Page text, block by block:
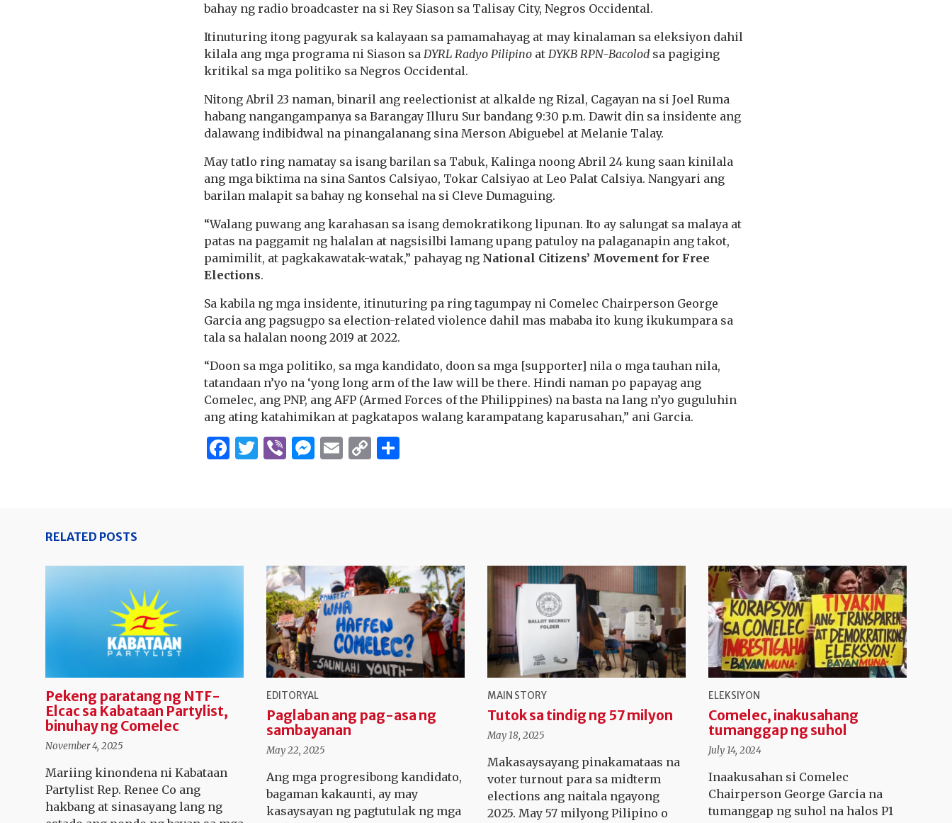
bahay ng radio broadcaster na si Rey Siason sa Talisay City, Negros Occidental.
Itinuturing itong pagyurak sa kalayaan sa pamamahayag at may kinalaman sa eleksiyon dahil
kilala ang mga programa ni Siason sa DYRL Radyo Pilipino at DYKB RPN-Bacolod sa pagiging
kritikal sa mga politiko sa Negros Occidental.
Nitong Abril 23 naman, binaril ang reelectionist at alkalde ng Rizal, Cagayan na si Joel Ruma
habang nangangampanya sa Barangay Illuru Sur bandang 9:30 p.m. Dawit din sa insidente ang
dalawang indibidwal na pinangalanang sina Merson Abiguebel at Melanie Talay.
May tatlo ring namatay sa isang barilan sa Tabuk, Kalinga noong Abril 24 kung saan kinilala
ang mga biktima na sina Santos Calsiyao, Tokar Calsiyao at Leo Palat Calsiya. Nangyari ang
barilan malapit sa bahay ng konsehal na si Cleve Dumaguing.
“Walang puwang ang karahasan sa isang demokratikong lipunan. Ito ay salungat sa malaya at
patas na paggamit ng halalan at nagsisilbi lamang upang patuloy na palaganapin ang takot,
pamimilit, at pagkakawatak-watak,” pahayag ng National Citizens’ Movement for Free
Elections.
Sa kabila ng mga insidente, itinuturing pa ring tagumpay ni Comelec Chairperson George
Garcia ang pagsugpo sa election-related violence dahil mas mababa ito kung ikukumpara sa
tala sa halalan noong 2019 at 2022.
“Doon sa mga politiko, sa mga kandidato, doon sa mga [supporter] nila o mga tauhan nila,
tatandaan n’yo na ‘yong long arm of the law will be there. Hindi naman po papayag ang
Comelec, ang PNP, ang AFP (Armed Forces of the Philippines) na basta na lang n’yo guguluhin
ang ating katahimikan at pagkatapos walang karampatang kaparusahan,” ani Garcia.
Facebook
Twitter
ViberMessenger
Email
Copy
RELATED POSTS
Pekeng paratang ng NTF-
Elcac sa Kabataan Partylist,
binuhay ng Comelec
November 4, 2025
Mariing kinondena ni Kabataan
Partylist Rep. Renee Co ang
hakbang at sinasayang lang ng
EDITORYAL
Paglaban ang pag-asa ng
sambayanan
May 22, 2025
Ang mga progresibong kandidato,
bagaman kakaunti, ay may
kasaysayan ng pagtutulak ng mga
MAIN STORY
Tutok sa tindig ng 57 milyon
May 18, 2025
Makasaysayang pinakamataas na
voter turnout para sa midterm
elections ang naitala ngayong
2025. May 57 milyong Pilipino o
ELEKSIYON
Comelec, inakusahang
tumanggap ng suhol
July 14, 2024
Inaakusahan si Comelec
Chairperson George Garcia na
tumanggap ng suhol na halos P1